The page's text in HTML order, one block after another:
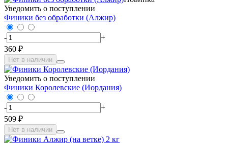
Уведомить о поступлении
Финики без обработки (Алжир)
-
+
360 ₽
Нет в наличии
Уведомить о поступлении
Финики Королевские (Иордания)
-
+
509 ₽
Нет в наличии